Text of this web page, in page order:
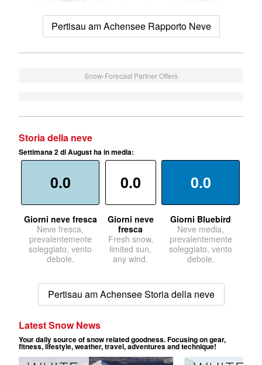
Pertisau am Achensee Rapporto Neve
Snow-Forecast Partner Offers
Storia della neve
Settimana 2 di August ha in media:
0.0
Giorni neve fresca
Neve fresca,
prevalentemente
soleggiato, vento
debole.
0.0
Giorni neve
fresca
Fresh snow,
limited sun,
any wind.
0.0
Giorni Bluebird
Neve media,
prevalentemente
soleggiato, vento
debole.
Pertisau am Achensee Storia della neve